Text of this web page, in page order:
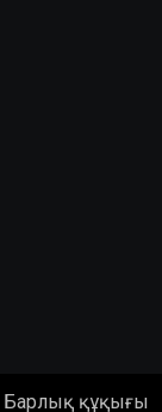
| Барлық құқығы